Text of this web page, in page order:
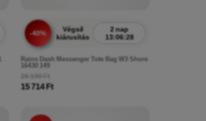
-40%
Végső
kiárusítás
2 nap
13:06:26
Rains Dash Messenger Tote Bag W3 Shore
16430 149
26 190 Ft
15 714 Ft